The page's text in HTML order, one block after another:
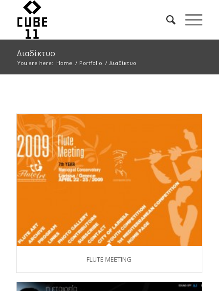
Διαδίκτυο
You are here: Home / Portfolio / Διαδίκτυο
FLUTE MEETING